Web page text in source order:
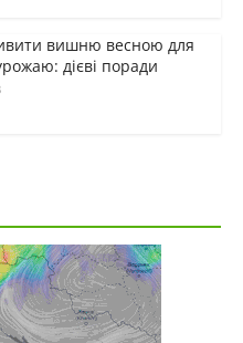
вишню весною для
дієві поради